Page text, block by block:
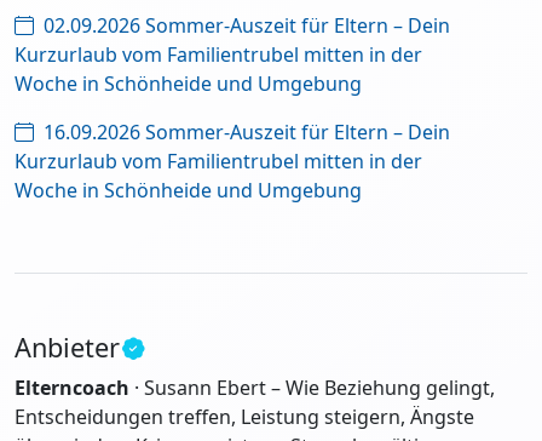
02.09.2026 Sommer-Auszeit für Eltern – Dein
Kurzurlaub vom Familientrubel mitten in der
Woche in Schönheide und Umgebung
16.09.2026 Sommer-Auszeit für Eltern – Dein
Kurzurlaub vom Familientrubel mitten in der
Woche in Schönheide und Umgebung
Anbieter
Elterncoach · Susann Ebert – Wie Beziehung gelingt,
Entscheidungen treffen, Leistung steigern, Ängste